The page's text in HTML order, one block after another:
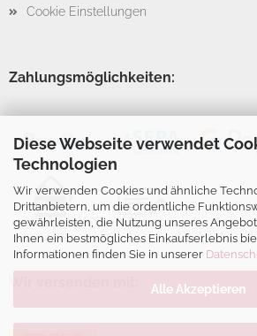
Diese Webseite verwendet
Technologien
Wir verwenden Cookies und ähnliche
Drittanbietern, um die ordentliche
gewährleisten, die Nutzung unseres
Ihnen ein bestmögliches Einkaufserlebnis
Informationen finden Sie in unserer
Alle Akzeptieren
Cookie Einstellungen
Zahlungsmöglichkeiten: